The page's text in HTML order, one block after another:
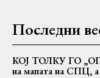
Последни
КОЈ ТОЛКУ ГО
на мапата на СПЦ, а